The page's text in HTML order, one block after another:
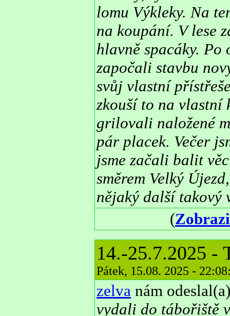
lomu Výkleky. Na
na koupání. V lese
hlavně spacáky. Po
započali stavbu
svůj vlastní
zkouší to na vlastní
grilovali naložené
pár placek. Večer
jsme začali balit
směrem Velký
nějaký další
(
14.-25.7.2025 -
Pátek, 15.08. 2025 -
zelva nám
vydali do tábořiště